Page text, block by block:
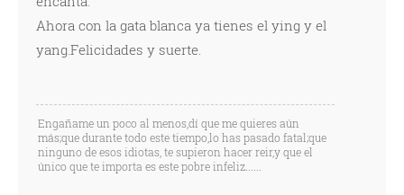
Ahora con la gata blanca ya tienes el ying y el
yang.Felicidades y suerte.
Engañame un poco al menos,dí que me quieres aún
más;que durante todo este tiempo,lo has pasado fatal;que
ninguno de esos idiotas, te supieron hacer reir,y que el
único que te importa es este pobre infeliz......